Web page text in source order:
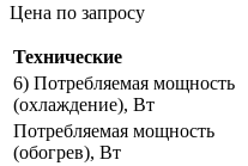
Цена по запросу
Технические
6) Потребляемая мощность
(охлаждение), Вт
Потребляемая мощность
(обогрев), Вт